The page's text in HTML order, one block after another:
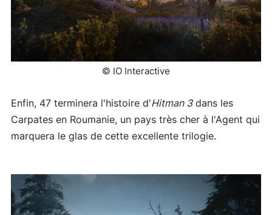
© IO Interactive
Enfin, 47 terminera l'histoire d'Hitman 3dans les
Carpates en Roumanie, un pays très cher à l'Agent qui
marquera le glas de cette excellente trilogie.